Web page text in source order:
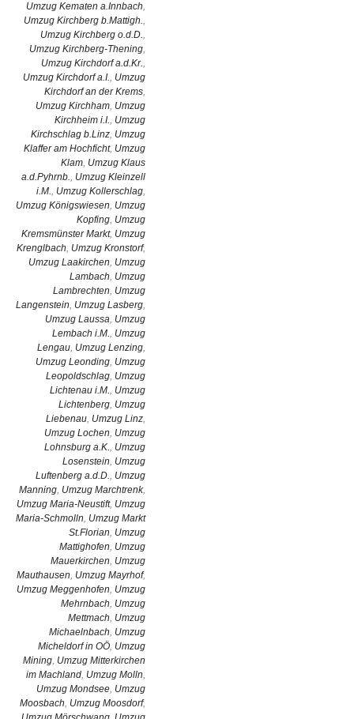
Umzug Kematen a.Innbach,
Umzug Kirchberg b.Mattigh.,
Umzug Kirchberg o.d.D.,
Umzug Kirchberg-Thening,
Umzug Kirchdorf a.d.Kr.,
Umzug Kirchdorf a.I., Umzug
Kirchdorf an der Krems,
Umzug Kirchham, Umzug
Kirchheim i.I., Umzug
Kirchschlag b.Linz, Umzug
Klaffer am Hochficht, Umzug
Klam, Umzug Klaus
a.d.Pyhrnb., Umzug Kleinzell
i.M., Umzug Kollerschlag,
Umzug Königswiesen, Umzug
Kopfing, Umzug
Kremsmünster Markt, Umzug
Krenglbach, Umzug Kronstorf,
Umzug Laakirchen, Umzug
Lambach, Umzug
Lambrechten, Umzug
Langenstein, Umzug Lasberg,
Umzug Laussa, Umzug
Lembach i.M., Umzug
Lengau, Umzug Lenzing,
Umzug Leonding, Umzug
Leopoldschlag, Umzug
Lichtenau i.M., Umzug
Lichtenberg, Umzug
Liebenau, Umzug Linz,
Umzug Lochen, Umzug
Lohnsburg a.K., Umzug
Losenstein, Umzug
Luftenberg a.d.D., Umzug
Manning, Umzug Marchtrenk,
Umzug Maria-Neustift, Umzug
Maria-Schmolln, Umzug Markt
St.Florian, Umzug
Mattighofen, Umzug
Mauerkirchen, Umzug
Mauthausen, Umzug Mayrhof,
Umzug Meggenhofen, Umzug
Mehrnbach, Umzug
Mettmach, Umzug
Michaelnbach, Umzug
Micheldorf in OÖ, Umzug
Mining, Umzug Mitterkirchen
im Machland, Umzug Molln,
Umzug Mondsee, Umzug
Moosbach, Umzug Moosdorf,